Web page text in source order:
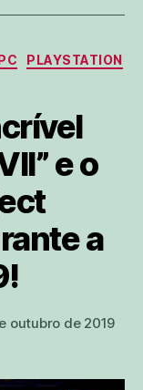
PC
PLAYSTATION
e o
a
outubro de 2019